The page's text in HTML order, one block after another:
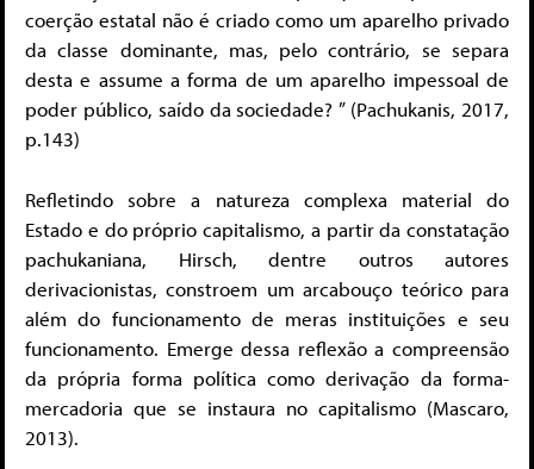
coerção estatal não é criado como um aparelho privado
da classe dominante, mas, pelo contrário, se separa
desta e assume a forma de um aparelho impessoal de
poder público, saído da sociedade? ” (Pachukanis, 2017,
p.143)
Refletindo sobre a natureza complexa material do
Estado e do próprio capitalismo, a partir da constatação
pachukaniana, Hirsch, dentre outros autores
derivacionistas, constroem um arcabouço teórico para
além do funcionamento de meras instituições e seu
funcionamento. Emerge dessa reflexão a compreensão
da própria forma política como derivação da forma-
mercadoria que se instaura no capitalismo (Mascaro,
2013).